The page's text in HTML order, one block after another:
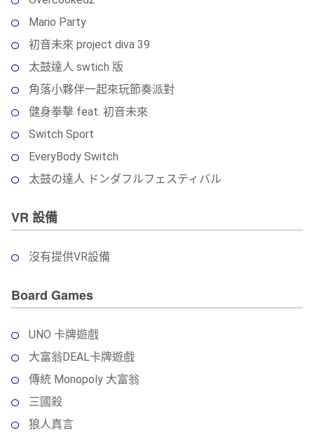
Mario Party
初音未來 project diva 39
太鼓達人 swtich 版
角落小夥伴一起來玩節奏派對
健身拳擊 feat. 初音未來
Switch Sport
EveryBody Switch
太鼓の達人 ドンダフルフェスティバル
VR 設備
沒有提供VR設備
Board Games
UNO 卡牌遊戲
大富翁DEAL卡牌遊戲
傳統 Monopoly 大富翁
三國殺
狼人真言